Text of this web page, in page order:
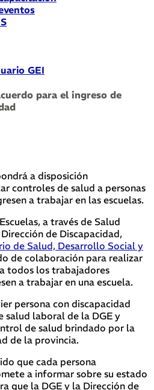
GEI
para el ingreso de
a disposición
controles de salud a personas
a trabajar en las escuelas.
a través de Salud
de Discapacidad,
de Salud, Desarrollo Social y
de colaboración para realizar
todos los trabajadores
a trabajar en una escuela.
persona con discapacidad
salud laboral de la DGE y
de salud brindado por la
de la provincia.
que cada persona
a informar sobre su estado
que la DGE y la Dirección de